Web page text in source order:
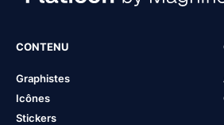
CONTENU
Graphistes
Icônes
Stickers